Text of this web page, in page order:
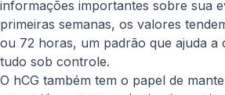
informações importantes sobre sua
primeiras semanas, os valores
ou 72 horas, um padrão que ajuda a
tudo sob controle.
O hCG também tem o papel de